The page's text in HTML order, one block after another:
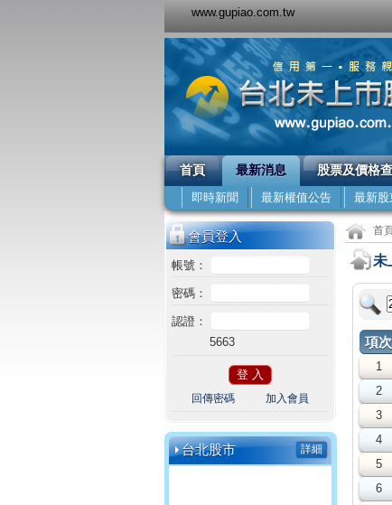
www.gupiao.com.tw
首頁 最新消息 股票及價格
即時新聞 最新權值公告 最新股
會員登入
帳號：
密碼：
認證：
5663
回傳密碼 加入會員
台北股市 詳細
首
未
項次
1
2
3
4
5
6